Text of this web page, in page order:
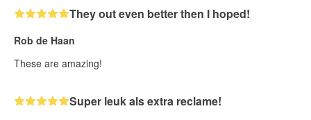
They out even better then I hoped!
Rob de Haan
These are amazing!
Super leuk als extra reclame!